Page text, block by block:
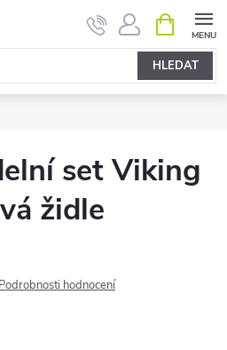
HLEDAT
NÁKUPNÍ
KOŠÍK
set Viking
židle
Podrobnosti hodnocení